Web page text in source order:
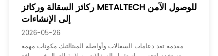
ركائز السقالة وركائز METALTECH للوصول الآمن
إلى الإنشاءات
2026-05-26
مقدمة تعد دعامات السقالات وأواصلة الميتالتيك مكونات مهمة